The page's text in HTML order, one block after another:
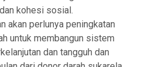
kohesi sosial.
akan perlunya peningkatan
untuk membangun sistem
dan tangguh dan